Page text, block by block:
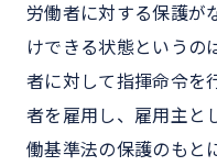
労働者に対する保護が
けできる状態というの
者に対して指揮命令を
者を雇用し、雇用主と
働基準法の保護のもと